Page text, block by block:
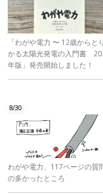
「わがや電力 〜 12歳からと
かる太陽光発電の入門書
年版」発売開始しました！
8/30
わがや電力、117ページの質
の多かったところ